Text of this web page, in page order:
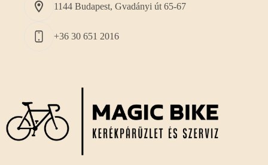
1144 Budapest, Gvadányi út 65-67
+36 30 651 2016